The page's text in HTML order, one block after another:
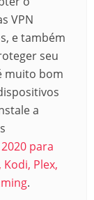
VPN
​​e também
seu
muito bom
a
para
Plex,
.